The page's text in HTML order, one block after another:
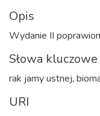
Opis
Wydanie II
Słowa kluczowe
rak jamy ustnej,
URI